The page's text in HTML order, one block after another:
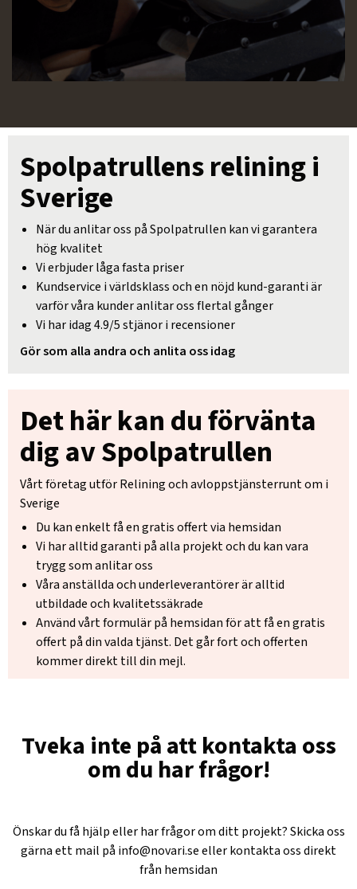
Spolpatrullens relining i
Sverige
När du anlitar oss på Spolpatrullen kan vi garantera
hög kvalitet
Vi erbjuder låga fasta priser
Kundservice i världsklass och en nöjd kund-garanti är
varför våra kunder anlitar oss flertal gånger
Vi har idag 4.9/5 stjänor i recensioner
Gör som alla andra och anlita oss idag
Det här kan du förvänta
dig av Spolpatrullen
Vårt företag utför Relining och avloppstjänsterrunt om i
Sverige
Du kan enkelt få en gratis offert via hemsidan
Vi har alltid garanti på alla projekt och du kan vara
trygg som anlitar oss
Våra anställda och underleverantörer är alltid
utbildade och kvalitetssäkrade
Använd vårt formulär på hemsidan för att få en gratis
offert på din valda tjänst. Det går fort och offerten
kommer direkt till din mejl.
Tveka inte på att kontakta oss
om du har frågor!
Önskar du få hjälp eller har frågor om ditt projekt? Skicka oss
gärna ett mail på info@novari.seeller kontakta oss direkt
från hemsidan